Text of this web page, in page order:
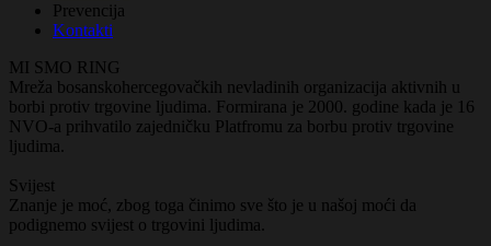
Prevencija
Kontakti
MI SMO RING
Mreža bosanskohercegovačkih nevladinih organizacija aktivnih u
borbi protiv trgovine ljudima. Formirana je 2000. godine kada je 16
NVO-a prihvatilo zajedničku Platfromu za borbu protiv trgovine
ljudima.
Svijest
Znanje je moć, zbog toga činimo sve što je u našoj moći da
podignemo svijest o trgovini ljudima.